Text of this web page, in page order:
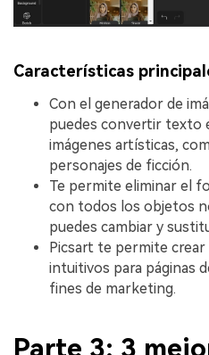
Características
Con el generador de
puedes convertir texto
imágenes artísticas,
personajes de ficción.
Te permite eliminar el
con todos los objetos
puedes cambiar y
Picsart te permite
intuitivos para páginas
fines de marketing.
Parte 3: 3